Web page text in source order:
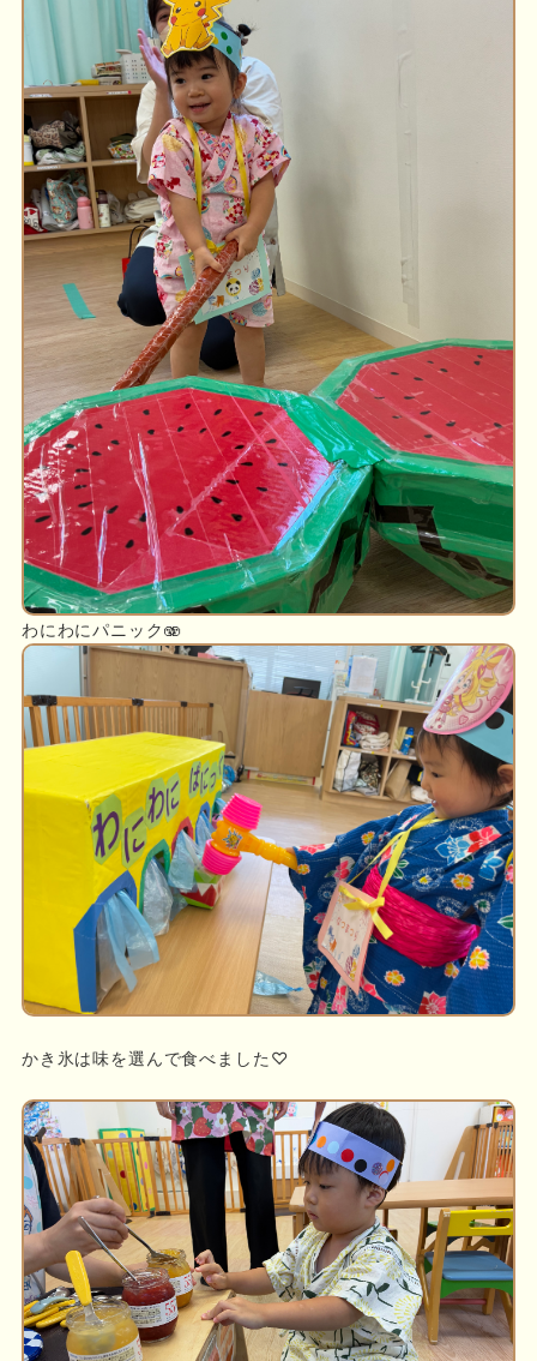
わにわにパニック🫨
かき氷は味を選んで食べました♡